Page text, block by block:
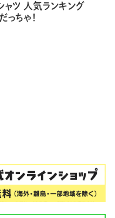
ャツ 人気ランキング
ちゃ！